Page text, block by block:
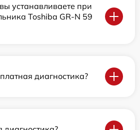
устанавливаете при
Toshiba GR-N 59
диагностика?